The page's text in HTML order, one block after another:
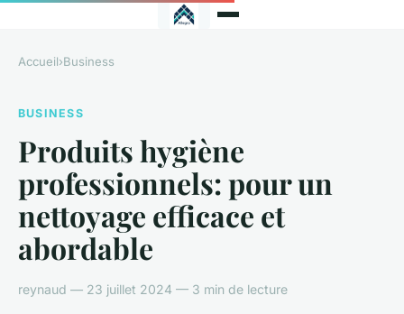
Accueil›Business
BUSINESS
Produits hygiène
professionnels: pour un
nettoyage efficace et
abordable
reynaud — 23 juillet 2024 — 3 min de lecture